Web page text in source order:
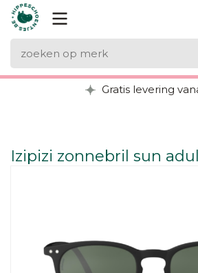
Gratis levering
Izipizi zonnebril sun